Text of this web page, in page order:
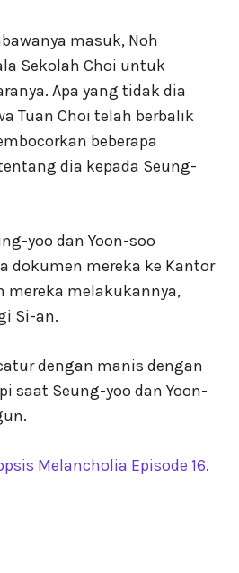
masuk, Noh
Sekolah Choi untuk
Apa yang tidak dia
Tuan Choi telah berbalik
beberapa
dia kepada Seung-
yoo dan Yoon-soo
dokumen mereka ke Kantor
mereka melakukannya,
Si-an.
dengan manis dengan
saat Seung-yoo dan Yoon-
Melancholia Episode 16.